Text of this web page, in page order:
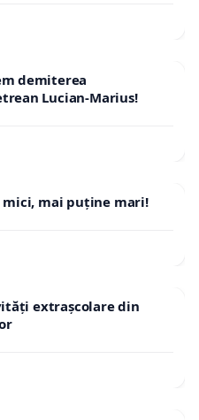
demiterea
Lucian-Marius!
mai puține mari!
extrașcolare din